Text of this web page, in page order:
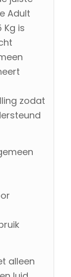
Adult
Kg is
zodat
alleen